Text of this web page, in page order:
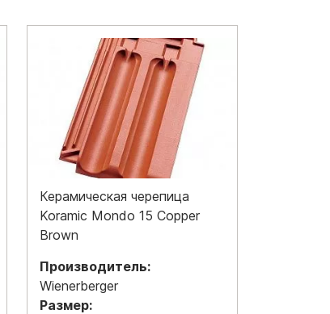
Керамическая черепица
Koramic Mondo 15 Copper
Brown
Производитель:
Wienerberger
Размер: